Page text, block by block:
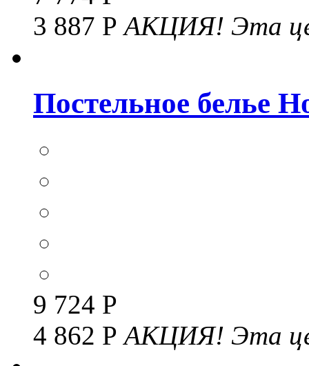
3 887 РАКЦИЯ! Эта
Постельное белье
9 724 Р
4 862 РАКЦИЯ! Эта